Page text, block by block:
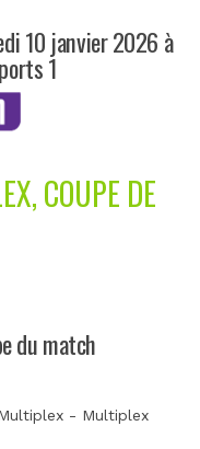
10 janvier 2026 à
1
COUPE DE
du match
- Multiplex